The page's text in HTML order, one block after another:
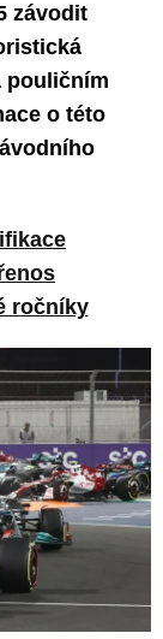
závodit
pouličním
o této
ročníky